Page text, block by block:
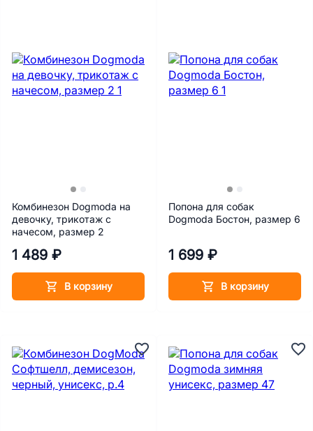
Комбинезон Dogmoda на
девочку, трикотаж с
начесом, размер 2
1 489 ₽
В корзину
Попона для собак
Dogmoda Бостон, размер 6
1 699 ₽
В корзину